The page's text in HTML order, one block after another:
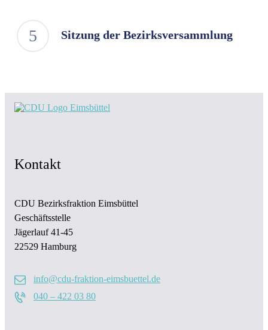
Sitzung der Bezirksversammlung
Kontakt
CDU Bezirksfraktion Eimsbüttel
Geschäftsstelle
Jägerlauf 41-45
22529 Hamburg
info@cdu-fraktion-eimsbuettel.de
040 – 422 03 80